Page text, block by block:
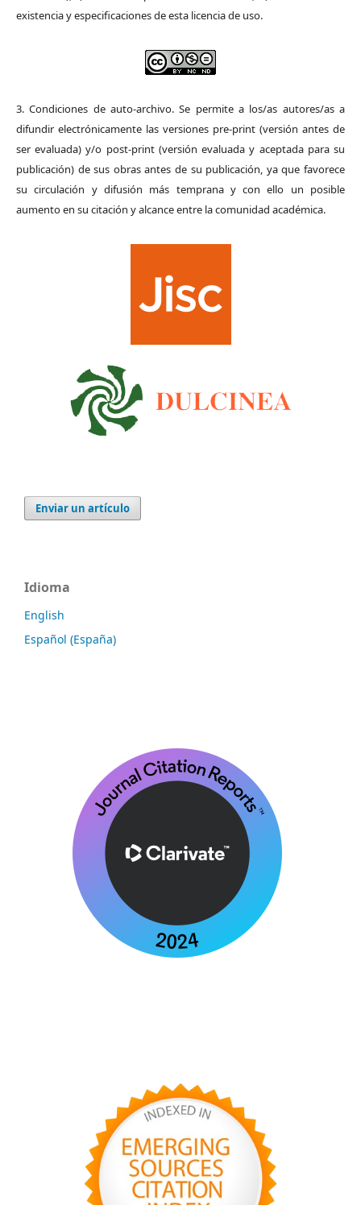
existencia y especificaciones de esta licencia de uso.
3. Condiciones de auto-archivo. Se permite a los/as autores/as a
difundir electrónicamente las versiones pre-print (versión antes de
ser evaluada) y/o post-print (versión evaluada y aceptada para su
publicación) de sus obras antes de su publicación, ya que favorece
su circulación y difusión más temprana y con ello un posible
aumento en su citación y alcance entre la comunidad académica.
Enviar un artículo
Idioma
English
Español (España)